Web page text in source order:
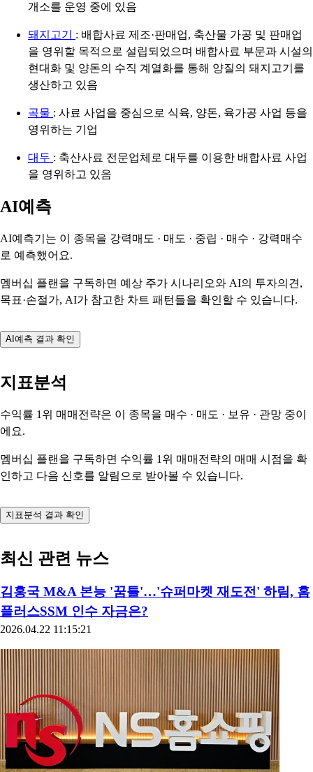
개소를 운영 중에 있음
돼지고기 : 배합사료 제조·판매업, 축산물 가공 및 판매업
을 영위할 목적으로 설립되었으며 배합사료 부문과 시설의
현대화 및 양돈의 수직 계열화를 통해 양질의 돼지고기를
생산하고 있음
곡물 : 사료 사업을 중심으로 식육, 양돈, 육가공 사업 등을
영위하는 기업
대두 : 축산사료 전문업체로 대두를 이용한 배합사료 사업
을 영위하고 있음
AI예측
AI예측기는 이 종목을 강력매도 · 매도 · 중립 · 매수 · 강력매수
로 예측했어요.
멤버십 플랜을 구독하면 예상 주가 시나리오와 AI의 투자의견,
목표·손절가, AI가 참고한 차트 패턴들을 확인할 수 있습니다.
AI예측 결과 확인
지표분석
수익률 1위 매매전략은 이 종목을 매수 · 매도 · 보유 · 관망 중이
에요.
멤버십 플랜을 구독하면 수익률 1위 매매전략의 매매 시점을 확
인하고 다음 신호를 알림으로 받아볼 수 있습니다.
지표분석 결과 확인
최신 관련 뉴스
김홍국 M&A 본능 '꿈틀'…'슈퍼마켓 재도전' 하림, 홈
플러스SSM 인수 자금은?
2026.04.22 11:15:21